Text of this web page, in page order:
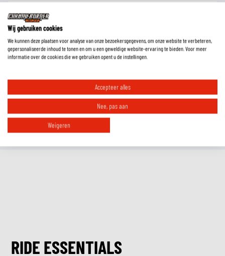
Wat is de pasvorm van deze laarzen?
Moet ik motorlaarzen altijd een maat groter bestellen?
Welke laarzen zijn geschikt voor welk seizoen?
Zijn deze laarzen Europese maten of Amerikaanse maten?
RIDE ESSENTIALS
Wij gebruiken cookies
We kunnen deze plaatsen voor analyse van onze bezoekersgegevens, om onze website te verbeteren,
gepersonaliseerde inhoud te tonen en om u een geweldige website-ervaring te bieden. Voor meer
informatie over de cookies die we gebruiken opent u de instellingen.
Accepteer alles
Nee, pas aan
Weigeren